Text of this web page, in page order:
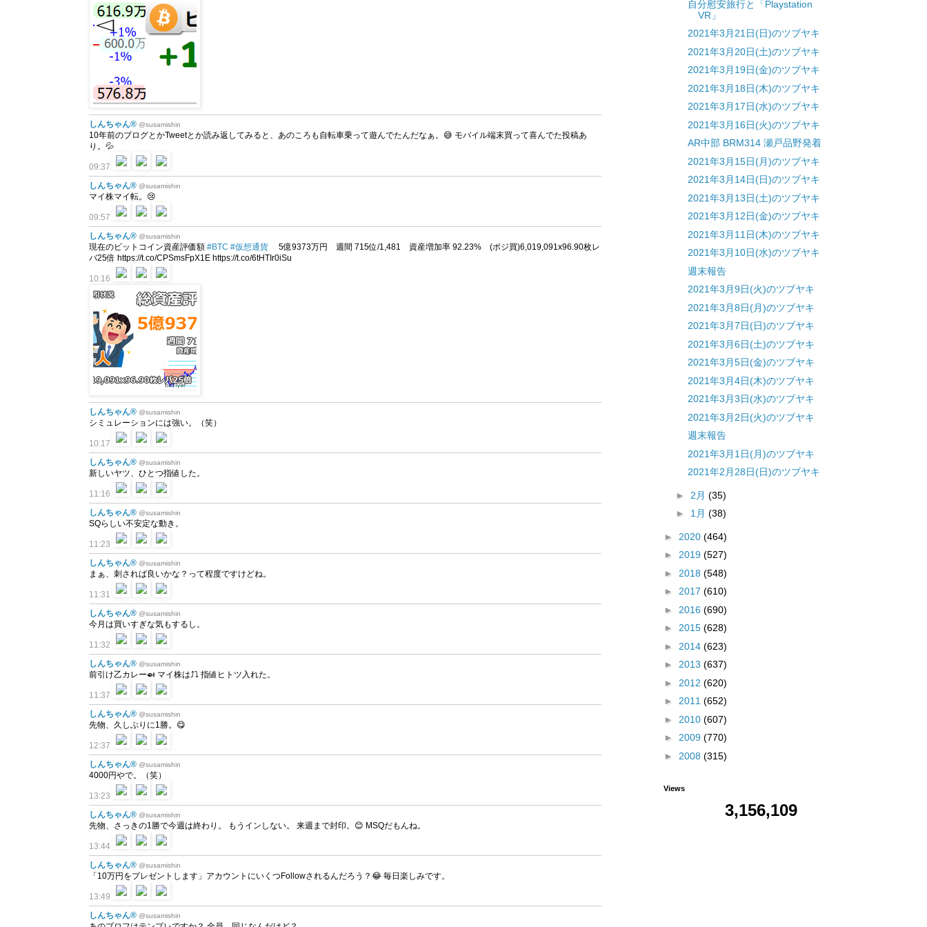
しんちゃん® @susamishin
10年前のブログとかTweetとか読み返してみると、あのころも自転車乗って遊んでたんだなぁ。😅 モバイル端末買って喜んでた投稿あ
り。💦
09:37
しんちゃん® @susamishin
マイ株マイ転。😢
09:57
しんちゃん® @susamishin
現在のビットコイン資産評価額 #BTC #仮想通貨 5億9373万円 週間 715位/1,481 資産増加率 92.23% (ポジ買)6,019,091x96.90枚レ
バ25倍 https://t.co/CPSmsFpX1E https://t.co/6tHTIr0iSu
10:16
しんちゃん® @susamishin
シミュレーションには強い。（笑）
10:17
しんちゃん® @susamishin
新しいヤツ、ひとつ指値した。
11:16
しんちゃん® @susamishin
SQらしい不安定な動き。
11:23
しんちゃん® @susamishin
まぁ、刺されば良いかな？って程度ですけどね。
11:31
しんちゃん® @susamishin
今月は買いすぎな気もするし。
11:32
しんちゃん® @susamishin
前引け乙カレー🍛 マイ株は⤴⤵ 指値ヒトツ入れた。
11:37
しんちゃん® @susamishin
先物、久しぶりに1勝。😋
12:37
しんちゃん® @susamishin
4000円やで。（笑）
13:23
しんちゃん® @susamishin
先物、さっきの1勝で今週は終わり。 もうインしない。 来週まで封印。😊 MSQだもんね。
13:44
しんちゃん® @susamishin
「10万円をプレゼントします」アカウントにいくつFollowされるんだろう？😂 毎日楽しみです。
13:49
しんちゃん® @susamishin
自分慰安旅行と「Playstation
VR」
2021年3月21日(日)のツブヤキ
2021年3月20日(土)のツブヤキ
2021年3月19日(金)のツブヤキ
2021年3月18日(木)のツブヤキ
2021年3月17日(水)のツブヤキ
2021年3月16日(火)のツブヤキ
AR中部 BRM314 瀬戸品野発着
2021年3月15日(月)のツブヤキ
2021年3月14日(日)のツブヤキ
2021年3月13日(土)のツブヤキ
2021年3月12日(金)のツブヤキ
2021年3月11日(木)のツブヤキ
2021年3月10日(水)のツブヤキ
週末報告
2021年3月9日(火)のツブヤキ
2021年3月8日(月)のツブヤキ
2021年3月7日(日)のツブヤキ
2021年3月6日(土)のツブヤキ
2021年3月5日(金)のツブヤキ
2021年3月4日(木)のツブヤキ
2021年3月3日(水)のツブヤキ
2021年3月2日(火)のツブヤキ
週末報告
2021年3月1日(月)のツブヤキ
2021年2月28日(日)のツブヤキ
► 2月 (35)
► 1月 (38)
► 2020 (464)
► 2019 (527)
► 2018 (548)
► 2017 (610)
► 2016 (690)
► 2015 (628)
► 2014 (623)
► 2013 (637)
► 2012 (620)
► 2011 (652)
► 2010 (607)
► 2009 (770)
► 2008 (315)
Views
3,156,109